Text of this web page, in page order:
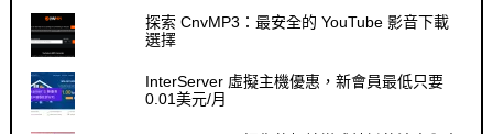
探索 CnvMP3：最安全的 YouTube 影音下載
選擇
InterServer 虛擬主機優惠，新會員最低只要
0.01美元/月